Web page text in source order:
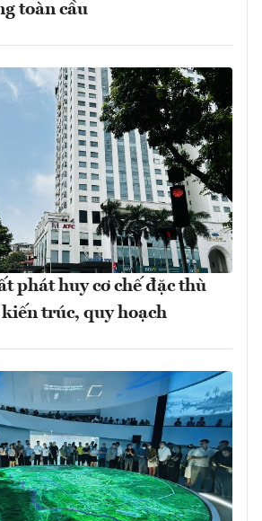
toàn cầu
phát huy cơ chế đặc thù
trúc, quy hoạch